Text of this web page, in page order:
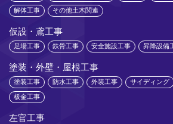
解体工事 その他土木関連
仮設・鳶工事
足場工事 鉄骨工事 安全施設工事 昇降設備
塗装・外壁・屋根工事
塗装工事 防水工事 外装工事 サイディング
板金工事
左官工事